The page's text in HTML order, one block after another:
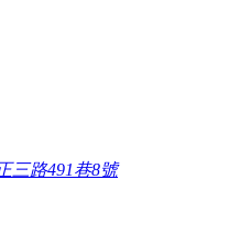
三路491巷8號